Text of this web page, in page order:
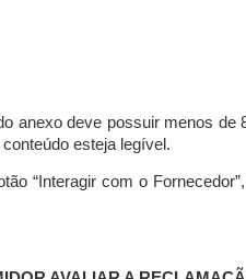
anexo deve possuir menos
esteja legível.
“Interagir com o